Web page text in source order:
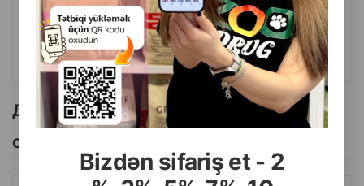
Bizdən sifariş et - 2
КУПИТЬ
Другие товоры бренда
Смотреть Все